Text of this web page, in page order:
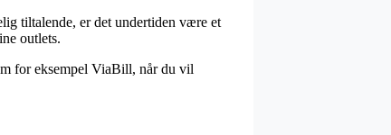
tiltalende, er det undertiden være et
outlets.
for eksempel ViaBill, når du vil